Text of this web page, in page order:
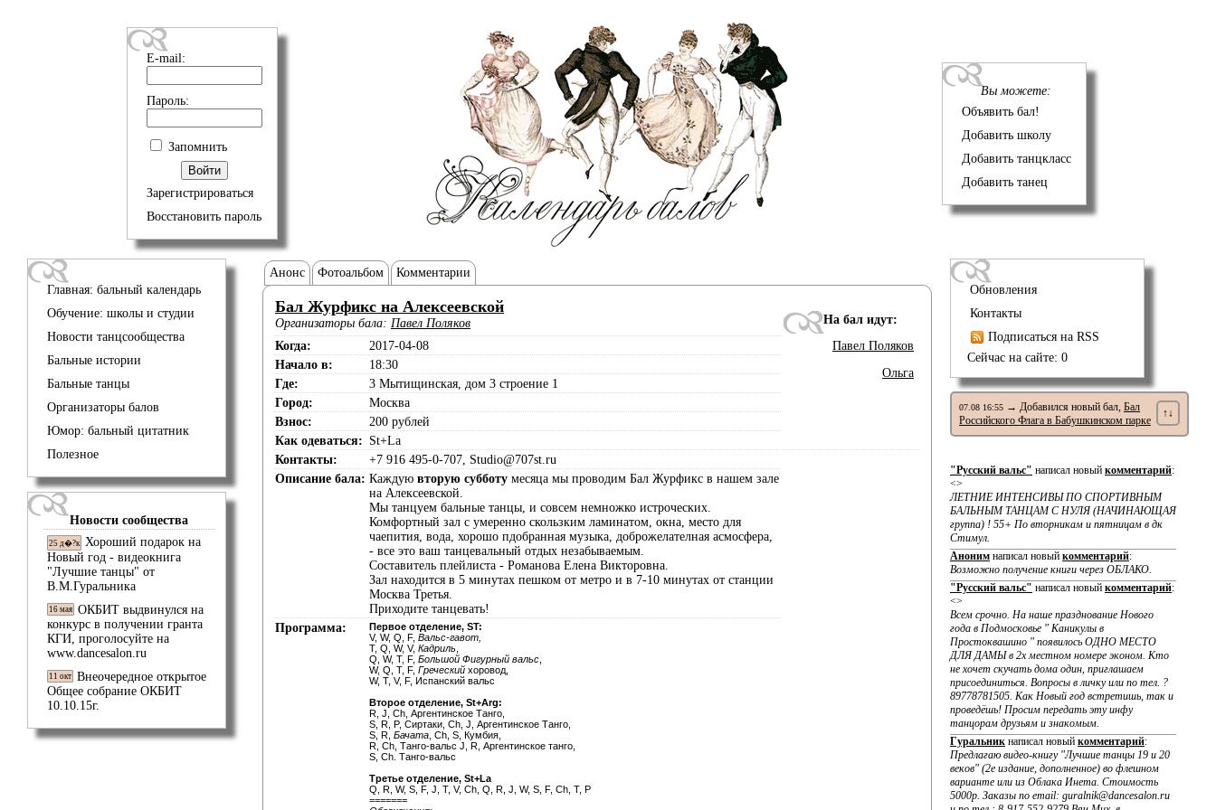
E-mail:
Пароль:
Запомнить
Зарегистрироваться
Восстановить пароль
Вы можете:
Объявить бал!
Добавить школу
Добавить танцкласс
Добавить танец
Главная: бальный календарь
Обучение: школы и студии
Новости танцсообщества
Бальные истории
Бальные танцы
Организаторы балов
Юмор: бальный цитатник
Полезное
Новости сообщества
25 д�?к Хороший подарок на
Новый год - видеокнига
"Лучшие танцы" от
В.М.Гуральника
16 мая ОКБИТ выдвинулся на
конкурс в получении гранта
КГИ, проголосуйте на
www.dancesalon.ru
11 окт Внеочередное открытое
Общее собрание ОКБИТ
10.10.15г.
Анонс Фотоальбом Комментарии
Бал Журфикс на Алексеевской
Организаторы бала: Павел Поляков
На бал идут:
Павел Поляков
Ольга
Когда:
2017-04-08
Начало в:
18:30
Где:
3 Мытищинская, дом 3 строение 1
Город:
Москва
Взнос:
200 рублей
Как одеваться: St+La
Контакты:
+7 916 495-0-707, Studio@707st.ru
Описание бала: Каждую вторую субботу месяца мы проводим Бал Журфикс в нашем зале
на Алексеевской.
Мы танцуем бальные танцы, и совсем немножко истроческих.
Комфортный зал с умеренно скользким ламинатом, окна, место для
чаепития, вода, хорошо пдобранная музыка, доброжелателная асмосфера,
- все это ваш танцевальный отдых незабываемым.
Составитель плейлиста - Романова Елена Викторовна.
Зал находится в 5 минутах пешком от метро и в 7-10 минутах от станции
Москва Третья.
Приходите танцевать!
Программа:
Первое отделение, ST:
V, W, Q, F, Вальс-гавот,
T, Q, W, V, Кадриль
Q, W, T, F, Большой Фигурный вальс
W, Q, T, F, Греческий хоровод,
W, T, V, F, Испанский вальс
Второе отделение, St+Arg:
R, J, Ch, Аргентинское Танго,
S, R, P, Сиртаки, Ch, J, Аргентинское Танго,
S, R, Бачата , Ch, S, Кумбия,
R, Ch, Танго-вальс J, R, Аргентинское танго,
S, Ch. Танго-вальс
Третье отделение, St+La
Q, R, W, S, F, J, T, V, Ch, Q, R, J, W, S, F, Ch, T, P
=======
Обновления
Контакты
Подписаться на RSS
Сейчас на сайте: 0
07.08 16:55 → Добавился новый бал, Бал
Российского Флага в Бабушкинском парке
↑↓
"Русский вальс" написал новый комментарий:
<>
ЛЕТНИЕ ИНТЕНСИВЫ ПО CПОРТИВНЫМ
БАЛЬНЫМ ТАНЦАМ С НУЛЯ (НАЧИНАЮЩАЯ
группа) ! 55+ По вторникам и пятницам в дк
Стимул.
Аноним написал новый комментарий:
Возможно получение книги через ОБЛАКО.
"Русский вальс" написал новый комментарий:
<>
Всем срочно. На наше празднование Нового
года в Подмосковье " Каникулы в
Простоквашино " появилось ОДНО МЕСТО
ДЛЯ ДАМЫ в 2х местном номере эконом. Кто
не хочет скучать дома один, приглашаем
присоединиться. Вопросы в личку или по тел. ?
89778781505. Как Новый год встретишь, так и
проведёшь! Просим передать эту инфу
танцорам друзьям и знакомым.
Гуральник написал новый комментарий:
Предлагаю видео-книгу "Лучшие танцы 19 и 20
веков" (2е издание, дополненное) во флешном
варианте или из Облака Инета. Стоимость
5000р. Заказы по email: guralnik@dancesalon.ru